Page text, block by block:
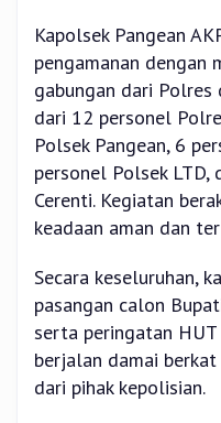
Kapolsek Pangean
pengamanan dengan
gabungan dari Polres
dari 12 personel
Polsek Pangean, 6
personel Polsek LTD,
Cerenti. Kegiatan
keadaan aman dan
Secara keseluruhan,
pasangan calon
serta peringatan HUT
berjalan damai
dari pihak kepolisian.